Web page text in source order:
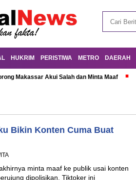
HUKRIM PERISTIWA METRO DAERAH
Makassar Akui Salah dan Minta Maaf
Bikin Konten Cuma Buat
minta maaf ke publik usai konten
dipolisikan. Tiktoker ini